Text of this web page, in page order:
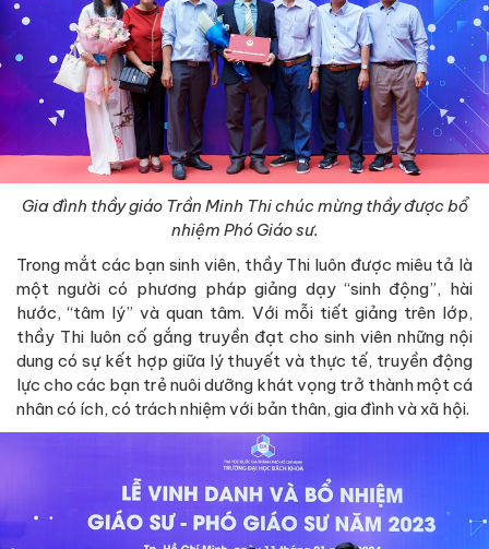
Gia đình thầy giáo Trần Minh Thi chúc mừng thầy được bổ
nhiệm Phó Giáo sư.
Trong mắt các bạn sinh viên, thầy Thi luôn được miêu tả là
một người có phương pháp giảng dạy “sinh động”, hài
hước, “tâm lý” và quan tâm. Với mỗi tiết giảng trên lớp,
thầy Thi luôn cố gắng truyền đạt cho sinh viên những nội
dung có sự kết hợp giữa lý thuyết và thực tế, truyền động
lực cho các bạn trẻ nuôi dưỡng khát vọng trở thành một cá
nhân có ích, có trách nhiệm với bản thân, gia đình và xã hội.